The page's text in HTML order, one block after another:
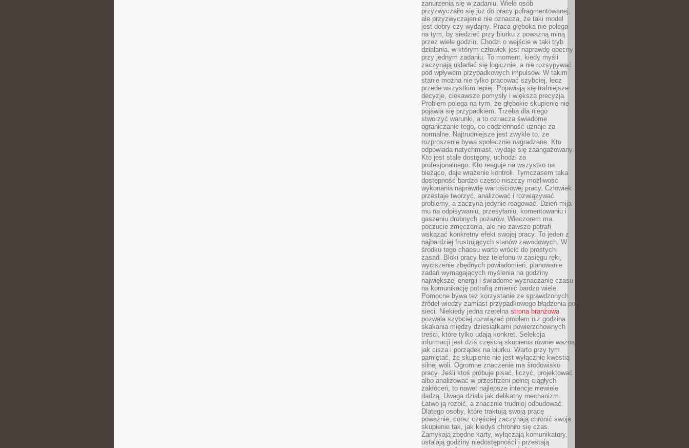
zanurzenia się w zadaniu. Wiele osób
przyzwyczaiło się już do pracy pofragmentowanej,
ale przyzwyczajenie nie oznacza, że taki model
jest dobry czy wydajny. Praca głęboka nie polega
na tym, by siedzieć przy biurku z poważną miną
przez wiele godzin. Chodzi o wejście w taki tryb
działania, w którym człowiek jest naprawdę obecny
przy jednym zadaniu. To moment, kiedy myśli
zaczynają układać się logicznie, a nie rozsypywać
pod wpływem przypadkowych impulsów. W takim
stanie można nie tylko pracować szybciej, lecz
przede wszystkim lepiej. Pojawiają się trafniejsze
decyzje, ciekawsze pomysły i większa precyzja.
Problem polega na tym, że głębokie skupienie nie
pojawia się przypadkiem. Trzeba dla niego
stworzyć warunki, a to oznacza świadome
ograniczanie tego, co codzienność uznaje za
normalne. Najtrudniejsze jest zwykle to, że
rozproszenie bywa społecznie nagradzane. Kto
odpowiada natychmiast, wydaje się zaangażowany.
Kto jest stale dostępny, uchodzi za
profesjonalnego. Kto reaguje na wszystko na
bieżąco, daje wrażenie kontroli. Tymczasem taka
dostępność bardzo często niszczy możliwość
wykonania naprawdę wartościowej pracy. Człowiek
przestaje tworzyć, analizować i rozwiązywać
problemy, a zaczyna jedynie reagować. Dzień mija
mu na odpisywaniu, przesyłaniu, komentowaniu i
gaszeniu drobnych pożarów. Wieczorem ma
poczucie zmęczenia, ale nie zawsze potrafi
wskazać konkretny efekt swojej pracy. To jeden z
najbardziej frustrujących stanów zawodowych. W
środku tego chaosu warto wrócić do prostych
zasad. Bloki pracy bez telefonu w zasięgu ręki,
wyciszenie zbędnych powiadomień, planowanie
zadań wymagających myślenia na godziny
największej energii i świadome wyznaczanie czasu
na komunikację potrafią zmienić bardzo wiele.
Pomocne bywa też korzystanie ze sprawdzonych
źródeł wiedzy zamiast przypadkowego błądzenia po
sieci. Niekiedy jedna rzetelna strona branżowa
pozwala szybciej rozwiązać problem niż godzina
skakania między dziesiątkami powierzchownych
treści, które tylko udają konkret. Selekcja
informacji jest dziś częścią skupienia równie ważną
jak cisza i porządek na biurku. Warto przy tym
pamiętać, że skupienie nie jest wyłącznie kwestią
silnej woli. Ogromne znaczenie ma środowisko
pracy. Jeśli ktoś próbuje pisać, liczyć, projektować
albo analizować w przestrzeni pełnej ciągłych
zakłóceń, to nawet najlepsze intencje niewiele
dadzą. Uwaga działa jak delikatny mechanizm.
Łatwo ją rozbić, a znacznie trudniej odbudować.
Dlatego osoby, które traktują swoją pracę
poważnie, coraz częściej zaczynają chronić swoje
skupienie tak, jak kiedyś chroniło się czas.
Zamykają zbędne karty, wyłączają komunikatory,
ustalają godziny niedostępności i przestają